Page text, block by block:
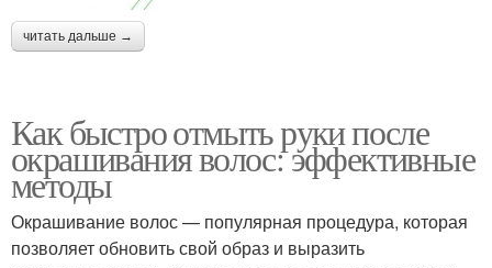
читать дальше →
Как быстро отмыть руки после
окрашивания волос: эффективные
методы
Окрашивание волос — популярная процедура, которая
позволяет обновить свой образ и выразить